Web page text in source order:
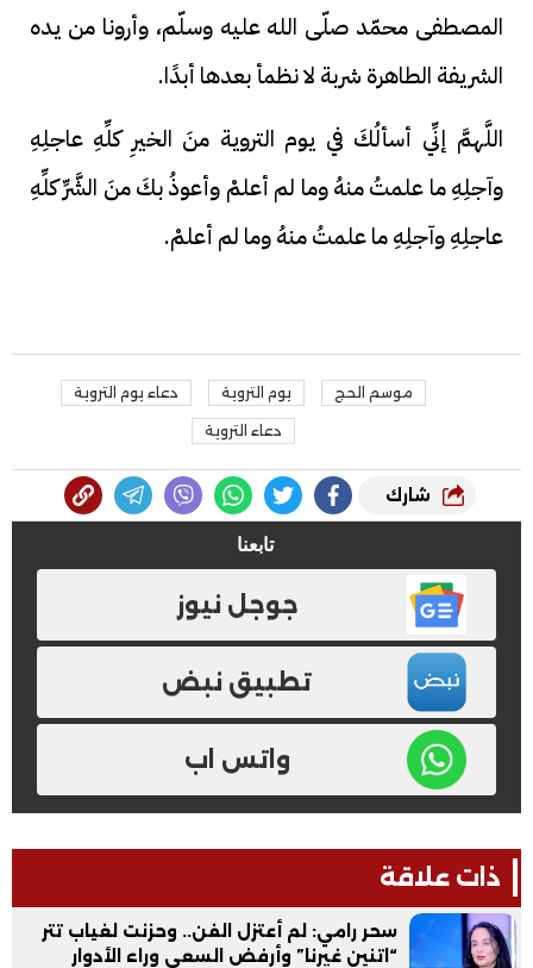
المصطفى محمّد صلّى الله عليه وسلّم، وأرونا من يده
الشريفة الطاهرة شربة لا نظمأ بعدها أبدًا.
اللَّهمَّ إنِّي أسألُكَ في يوم التروية منَ الخيرِ كلِّهِ عاجلِهِ
وآجلِهِ ما علمتُ منهُ وما لم أعلمْ وأعوذُ بكَ منَ الشَّرِّ كلِّهِ
عاجلِهِ وآجلِهِ ما علمتُ منهُ وما لم أعلمْ.
موسم الحج يوم التروية دعاء يوم التروية
دعاء التروية
شارك
تابعنا
جوجل نيوز
تطبيق نبض
واتس اب
ذات علاقة
سحر رامي: لم أعتزل الفن.. وحزنت لغياب تتر
“اتنين غيرنا” وأرفض السعي وراء الأدوار